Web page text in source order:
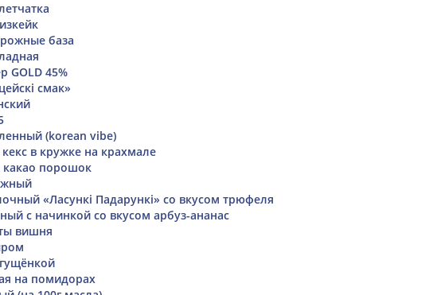
база
GOLD 45%
смак»
(korean vibe)
в кружке на крахмале
порошок
«Ласункi Падарункi» со вкусом трюфеля
с начинкой со вкусом арбуз-ананас
вишня
на помидорах